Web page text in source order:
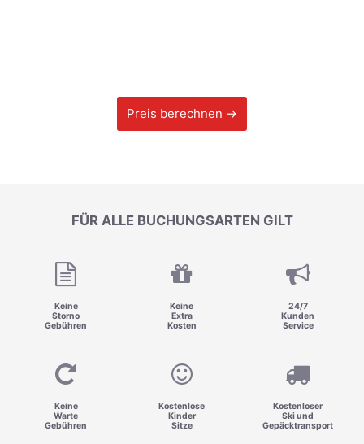
Preis berechnen →
FÜR ALLE BUCHUNGSARTEN GILT
Keine
Storno
Gebühren
Keine
Extra
Kosten
24/7
Kunden
Service
Keine
Warte
Gebühren
Kostenlose
Kinder
Sitze
Kostenloser
Ski und
Gepäcktransport